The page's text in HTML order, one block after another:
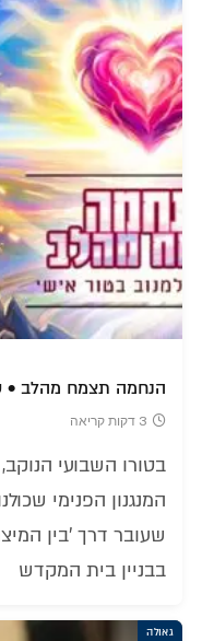
הנחמה תצמח מהלב •
3 דקות קריאה
בטורו השבועי
המנגנון הפנימי
שעובר דרך 'בין
בבניין בית המקדש
גאולה